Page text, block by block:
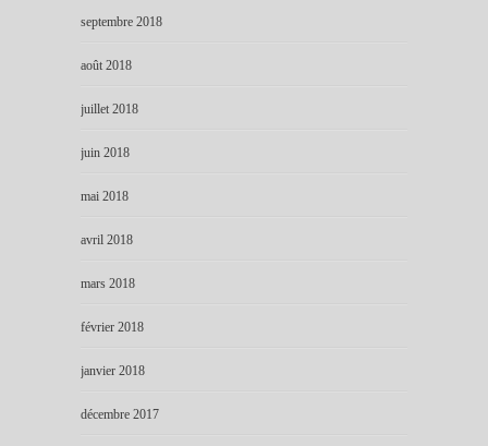
septembre 2018
août 2018
juillet 2018
juin 2018
mai 2018
avril 2018
mars 2018
février 2018
janvier 2018
décembre 2017